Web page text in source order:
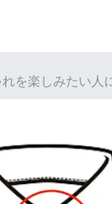
を楽しみたい